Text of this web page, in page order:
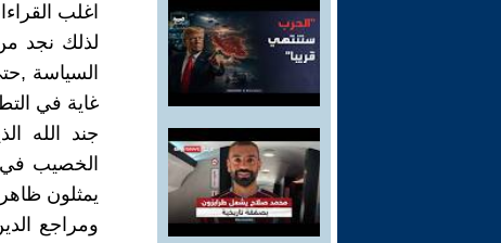
اغلب
لذلك نجد
السياسة
غاية في
جند الله
الخصيب
يمثلون
ومراجع